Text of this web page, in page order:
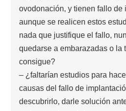
ovodonación, y tienen fallo de
aunque se realicen estos
nada que justifique el fallo,
quedarse a embarazadas o la
consigue?
– ¿faltarían estudios para
causas del fallo de
descubrirlo, darle solución